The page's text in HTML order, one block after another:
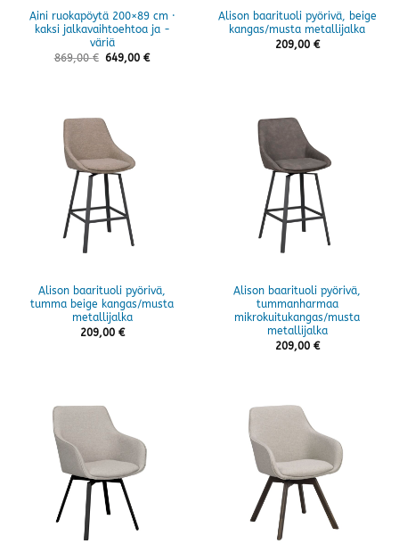
Aini ruokapöytä 200×89 cm ·
kaksi jalkavaihtoehtoa ja -
väriä
869,00€ 649,00€
Alison baarituoli pyörivä, beige
kangas/musta metallijalka
209,00 €
Alison baarituoli pyörivä,
tumma beige kangas/musta
metallijalka
209,00 €
Alison baarituoli pyörivä,
tummanharmaa
mikrokuitukangas/musta
metallijalka
209,00 €